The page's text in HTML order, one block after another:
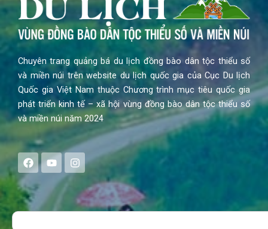
Chuyên trang quảng bá du lịch đồng bào dân tộc thiểu số
và miền núi trên website du lịch quốc gia của Cục Du lịch
Quốc gia Việt Nam thuộc Chương trình mục tiêu quốc gia
phát triển kinh tế – xã hội vùng đồng bào dân tộc thiểu số
và miền núi năm 2024
F
a
e
b
o
Y
o
t
u
b
I
n
s
a
g
Search